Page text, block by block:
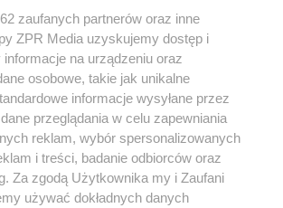
w serwisie nie może być powielany i
dalej rozpowszechniany w jakikolwiek sposób (w
lub mechaniczny) na jakimkolwiek polu
formie, włącznie z umieszczaniem w
zgody właściciela praw. Jakiekolwiek użycie lub
w całości lub w części z naruszeniem prawa,
jest zabronione pod groźbą kary i może być
zaufanych partnerów oraz inne
ZPR Media uzyskujemy dostęp i
na urządzeniu oraz
osobowe, takie jak unikalne
informacje wysyłane przez
przeglądania w celu zapewniania
reklam, wybór spersonalizowanych
i treści, badanie odbiorców oraz
Za zgodą Użytkownika my i Zaufani
używać dokładnych danych